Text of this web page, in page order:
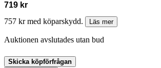
719 kr
757 kr med köparskydd.
Läs mer
Auktionen avslutades utan bud
Skicka köpförfrågan